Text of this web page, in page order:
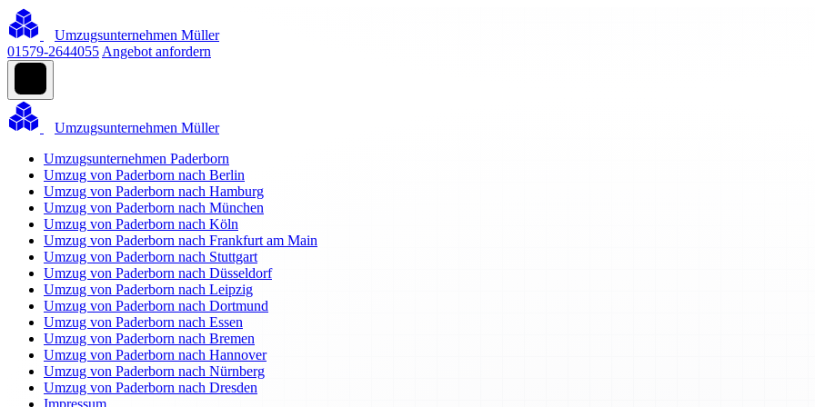
Umzugsunternehmen Müller
01579-2644055 Angebot anfordern
Umzugsunternehmen Müller
Umzugsunternehmen Paderborn
Umzug von Paderborn nach Berlin
Umzug von Paderborn nach Hamburg
Umzug von Paderborn nach München
Umzug von Paderborn nach Köln
Umzug von Paderborn nach Frankfurt am Main
Umzug von Paderborn nach Stuttgart
Umzug von Paderborn nach Düsseldorf
Umzug von Paderborn nach Leipzig
Umzug von Paderborn nach Dortmund
Umzug von Paderborn nach Essen
Umzug von Paderborn nach Bremen
Umzug von Paderborn nach Hannover
Umzug von Paderborn nach Nürnberg
Umzug von Paderborn nach Dresden
Impressum